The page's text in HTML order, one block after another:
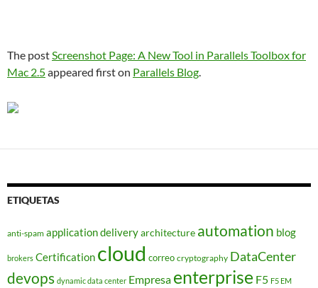
The postScreenshot Page: A New Tool in Parallels Toolbox for
Mac 2.5appeared first on Parallels Blog.
ETIQUETAS
anti-spam application deliveryarchitecture automation blog
brokers Certification cloud correo cryptography DataCenter
devops dynamic data center Empresa enterprise F5 F5 EM